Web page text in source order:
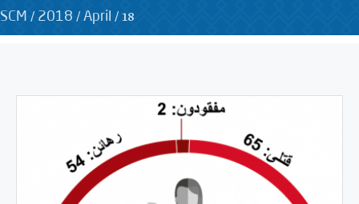
SCM / 2018 / April /18